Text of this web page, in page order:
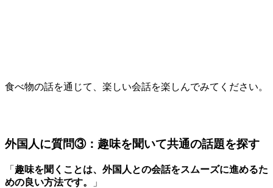
食べ物の話を通じて、楽しい会話を楽しんでみてください。
外国人に質問③：趣味を聞いて共通の話題を探す
「 趣味を聞くことは、外国人との会話をスムーズに進めるた
めの良い方法です。
」